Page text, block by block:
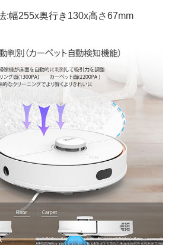
:幅255x奥行き130x高さ67mm